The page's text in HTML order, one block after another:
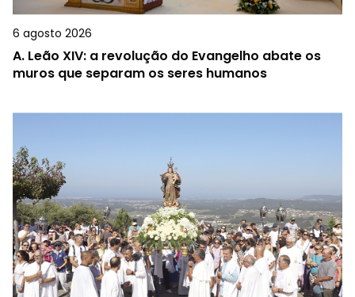
6 agosto 2026
A. Leão XIV: a revolução do Evangelho abate os
muros que separam os seres humanos